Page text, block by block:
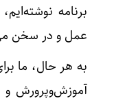
برنامه
عمل و در سخن
به هر حال، ما
آموزش‌وپرورش و